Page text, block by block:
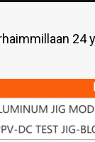
24